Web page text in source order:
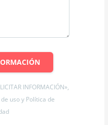
INFORMACIÓN»,
uso y Política de